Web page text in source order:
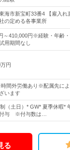
海市新宝町33番4 【雇入れ
の定める各事業所
～410,000円※経験・年齢
用期間なし
円
間外労働あり※配属先に
います
（土日）* GW* 夏季休暇*
付与 ※付与数は…
る